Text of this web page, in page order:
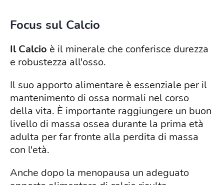
Focus sul Calcio
Il Calcio è il minerale che conferisce durezza
e robustezza all'osso.
Il suo apporto alimentare è essenziale per il
mantenimento di ossa normali nel corso
della vita. È importante raggiungere un buon
livello di massa ossea durante la prima età
adulta per far fronte alla perdita di massa
con l'età.
Anche dopo la menopausa un adeguato